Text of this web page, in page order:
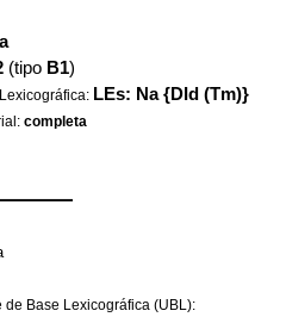
(tipo B1)
LEs: Na {DId (Tm)}
completa
Base Lexicográfica (UBL):